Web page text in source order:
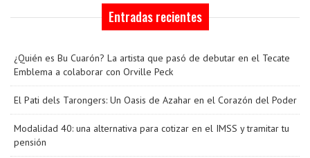
Entradas recientes
¿Quién es Bu Cuarón? La artista que pasó de debutar en el Tecate
Emblema a colaborar con Orville Peck
El Pati dels Tarongers: Un Oasis de Azahar en el Corazón del Poder
Modalidad 40: una alternativa para cotizar en el IMSS y tramitar tu
pensión